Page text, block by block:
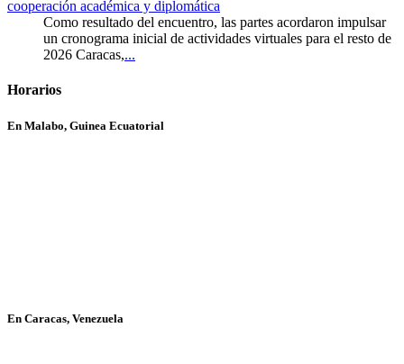
cooperación académica y diplomática
Como resultado del encuentro, las partes acordaron impulsar
un cronograma inicial de actividades virtuales para el resto de
2026 Caracas,...
Horarios
En Malabo, Guinea Ecuatorial
En Caracas, Venezuela